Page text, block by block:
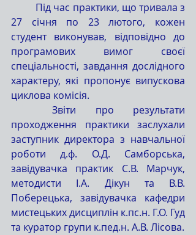
27 січня по 23 лютого, кожен
студент виконував, відповідно до
програмових вимог своєї
спеціальності, завдання дослідного
характеру, які пропонує випускова
циклова комісія.
	Звіти про результати
проходження практики заслухали
заступник директора з навчальної
роботи д.ф. О.Д. Самборська,
завідувачка практик С.В. Марчук,
методисти І.А. Дікун та В.В.
Поберецька, завідувачка кафедри
мистецьких дисциплін к.пс.н. Г.О. Гуд
та куратор групи к.пед.н. А.В. Лісова.